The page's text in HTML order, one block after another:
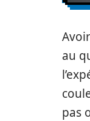
au
pas